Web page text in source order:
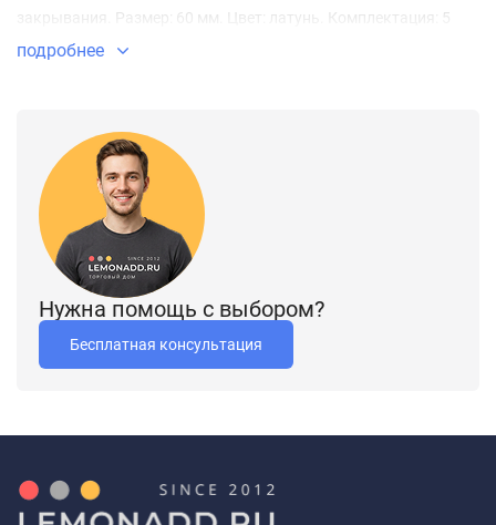
закрывания. Размер: 60 мм. Цвет: латунь. Комплектация: 5
латунных ключей с пластиковой головкой, крепежный винт 60
подробнее
Нужна помощь с выбором?
Бесплатная консультация